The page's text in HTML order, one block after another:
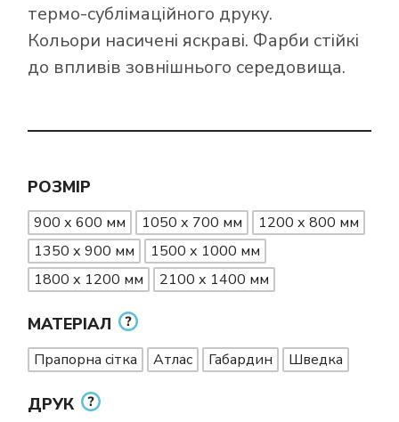
термо-сублімаційного друку.
Кольори насичені яскраві. Фарби стійкі
до впливів зовнішнього середовища.
РОЗМІР
900 х 600 мм 1050 х 700 мм
1200 х 800 мм
1350 х 900 мм
1500 х 1000 мм
1800 х 1200 мм
2100 х 1400 мм
МАТЕРІАЛ
Прапорна сітка Атлас Габардин Шведка
ДРУК